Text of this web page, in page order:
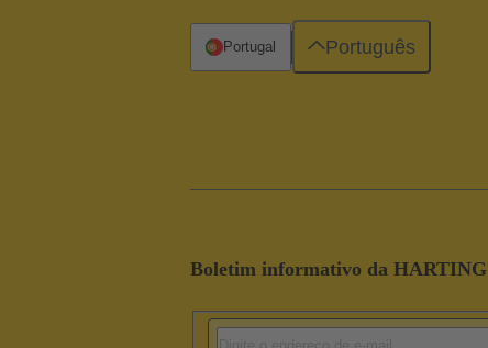
Boletim informativo da HARTING
Portugal Português